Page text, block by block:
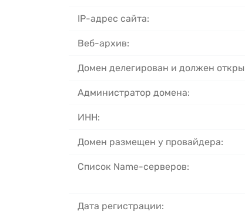
IP-адрес сайта:
Веб-архив:
Домен делегирован и должен
Администратор домена:
ИНН:
Домен размещен у провайдера:
Список Name-серверов:
Дата регистрации: